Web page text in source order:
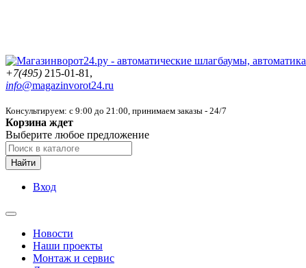
+7(495) 215-01-81,
info@magazinvorot24.ru
Консультируем: с 9:00 до 21:00, принимаем заказы - 24/7
Корзина ждет
Выберите любое предложение
Найти
Вход
Новости
Наши проекты
Монтаж и сервис